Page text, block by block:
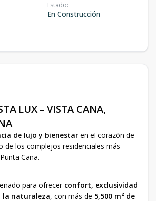
Estado:
En Construcción
LUX – VISTA CANA,
de lujo y bienestar en el corazón de
de los complejos residenciales más
Cana.
para ofrecer confort, exclusividad
la naturaleza, con más de 5,500 m² de